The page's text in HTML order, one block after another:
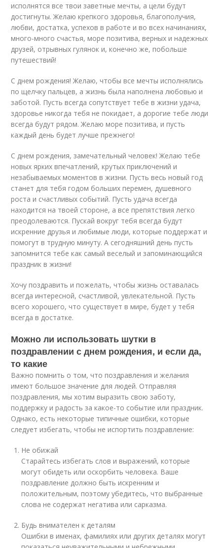
исполнятся все твои заветные мечты, а цели будут
достигнуты. Желаю крепкого здоровья, благополучия,
любви, достатка, успехов в работе и во всех начинаниях,
много-много счастья, море позитива, верных и надежных
друзей, отрывных гулянок и, конечно же, побольше
путешествий!
С днем рождения! Желаю, чтобы все мечты исполнялись
по щелчку пальцев, а жизнь была наполнена любовью и
заботой. Пусть всегда сопутствует тебе в жизни удача,
здоровье никогда тебя не покидает, а дорогие тебе люди
всегда будут рядом. Желаю море позитива, и пусть
каждый день будет лучше прежнего!
С днем рождения, замечательный человек! Желаю тебе
новых ярких впечатлений, крутых приключений и
незабываемых моментов в жизни. Пусть весь новый год
станет для тебя годом больших перемен, душевного
роста и счастливых событий. Пусть удача всегда
находится на твоей стороне, а все препятствия легко
преодолеваются. Пускай вокруг тебя всегда будут
искренние друзья и любимые люди, которые поддержат и
помогут в трудную минуту. А сегодняшний день пусть
запомнится тебе как самый веселый и запоминающийся
праздник в жизни!
Хочу поздравить и пожелать, чтобы жизнь оставалась
всегда интересной, счастливой, увлекательной. Пусть
всего хорошего, что существует в мире, будет у тебя
всегда в достатке.
Можно ли использовать шутки в
поздравлении с днем рождения, и если да,
то какие
Важно помнить о том, что поздравления и желания
имеют большое значение для людей. Отправляя
поздравления, мы хотим выразить свою заботу,
поддержку и радость за какое-то событие или праздник.
Однако, есть некоторые типичные ошибки, которые
следует избегать, чтобы не испортить поздравление:
Не обижай
Старайтесь избегать слов и выражений, которые
могут обидеть или оскорбить человека. Ваше
поздравление должно быть искренним и
положительным, поэтому убедитесь, что выбранные
слова не содержат негатива или сарказма.
Будь внимателен к деталям
Ошибки в именах, фамилиях или других деталях могут